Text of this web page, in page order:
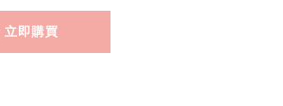
立即購買